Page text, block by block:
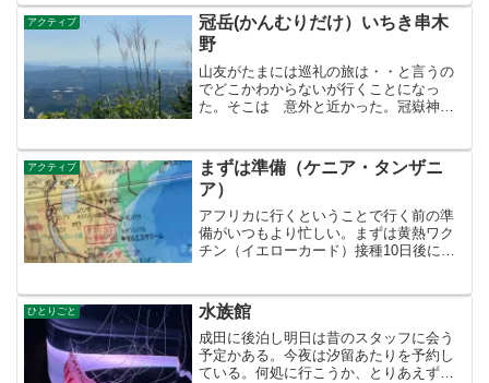
お店もありま...
アクティブ
冠岳(かんむりだけ）いちき串木
野
山友がたまには巡礼の旅は・・と言うの
でどこかわからないが行くことになっ
た。そこは 意外と近かった。冠嶽神社
桜島、吹上浜が望める。西岳を後にして
下り鎮国寺を経由、ここで尼...
アクティブ
まずは準備（ケニア・タンザニ
ア）
アフリカに行くということで行く前の準
備がいつもより忙しい。まずは黄熱ワク
チン（イエローカード）接種10日後に有
前日と帰ってからも飲む。これが高
い！。旅行バックはセスナと...
ひとりごと 水族館
成田に後泊し明日は昔のスタッフに会う
予定かある。今夜は汐留あたりを予約し
ている。何処に行こうか、とりあえず上